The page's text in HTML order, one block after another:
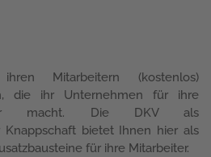
Mitarbeitern (kostenlos)
die ihr Unternehmen für ihre
macht. Die DKV als
Knappschaft bietet Ihnen hier als
für ihre Mitarbeiter.